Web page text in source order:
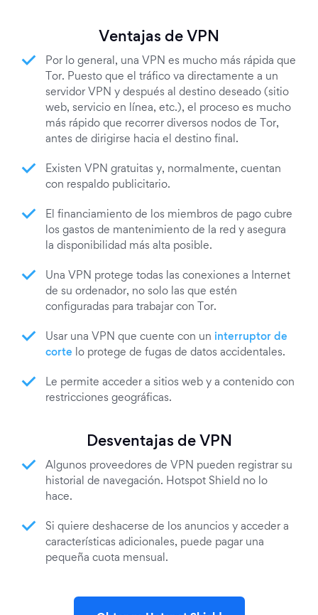
Ventajas de VPN
Por lo general, una VPN es mucho más rápida que
Tor. Puesto que el tráfico va directamente a un
servidor VPN y después al destino deseado (sitio
web, servicio en línea, etc.), el proceso es mucho
más rápido que recorrer diversos nodos de Tor,
antes de dirigirse hacia el destino final.
Existen VPN gratuitas y, normalmente, cuentan
con respaldo publicitario.
El financiamiento de los miembros de pago cubre
los gastos de mantenimiento de la red y asegura
la disponibilidad más alta posible.
Una VPN protege todas las conexiones a Internet
de su ordenador, no solo las que estén
configuradas para trabajar con Tor.
Usar una VPN que cuente con un interruptor de
corte lo protege de fugas de datos accidentales.
Le permite acceder a sitios web y a contenido con
restricciones geográficas.
Desventajas de VPN
Algunos proveedores de VPN pueden registrar su
historial de navegación. Hotspot Shield no lo
hace.
Si quiere deshacerse de los anuncios y acceder a
características adicionales, puede pagar una
pequeña cuota mensual.